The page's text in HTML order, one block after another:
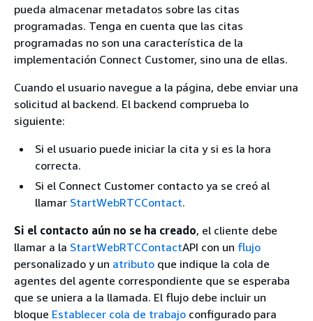
pueda almacenar metadatos sobre las citas
programadas. Tenga en cuenta que las citas
programadas no son una característica de la
implementación Connect Customer, sino una de ellas.
Cuando el usuario navegue a la página, debe enviar una
solicitud al backend. El backend comprueba lo
siguiente:
Si el usuario puede iniciar la cita y si es la hora
correcta.
Si el Connect Customer contacto ya se creó al
llamar StartWebRTCContact.
Si el contacto aún no se ha creado, el cliente debe
llamar a la StartWebRTCContactAPI con un flujo
personalizado y un atributo que indique la cola de
agentes del agente correspondiente que se esperaba
que se uniera a la llamada. El flujo debe incluir un
bloque Establecer cola de trabajo configurado para